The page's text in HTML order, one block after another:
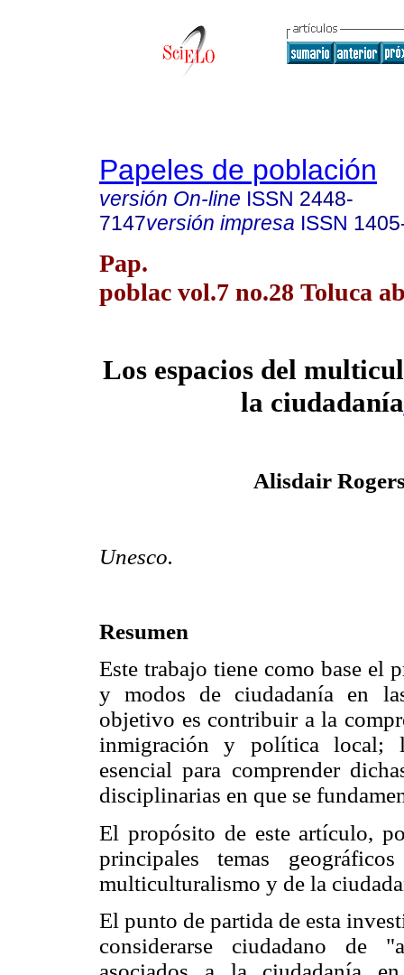
Papeles de población
versión On-line ISSN 2448-
7147versión impresa ISSN
Pap.
poblac vol.7 no.28 Toluca
Los espacios del
la ciudadanía
Alisdair
Unesco.
Resumen
Este trabajo tiene como base el
y modos de ciudadanía en
objetivo es contribuir a la
inmigración y política local;
esencial para comprender
disciplinarias en que se
El propósito de este artículo,
principales temas
multiculturalismo y de la
El punto de partida de esta
considerarse ciudadano de